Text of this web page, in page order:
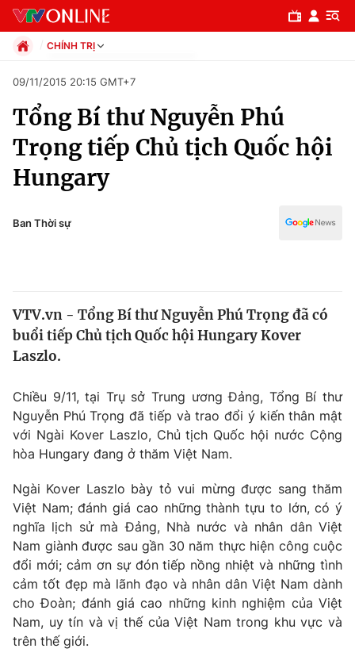
Chuyên mục
Chính trị
Thế giới
Thế giới đó đây
Câu chuyện quốc tế
Kinh tế
Tài chính
Thị trường
Góc doanh nghiệp
Dữ liệu và đời sống
Truyền hình
Phim VTV
Hậu trường
Nhân vật
Khán giả
Giải sao mai
Giải trí
Điện ảnh
Âm nhạc
Sao
Đời sống
Du lịch
Làm đẹp
Giáo dục
Tuyển sinh
CHÍNH TRỊ
Xã hội
Pháp luật
Kinh tế
Thể thao
Truyền hình
Văn hóa - Giải trí
Đời sống
09/11/2015 20:15 GMT+7
Tổng Bí thư Nguyễn Phú
Trọng tiếp Chủ tịch Quốc hội
Hungary
Ban Thời sự
VTV.vn - Tổng Bí thư Nguyễn Phú Trọng đã có
buổi tiếp Chủ tịch Quốc hội Hungary Kover
Laszlo.
Chiều 9/11, tại Trụ sở Trung ương Đảng, Tổng Bí thư
Nguyễn Phú Trọng đã tiếp và trao đổi ý kiến thân mật
với Ngài Kover Laszlo, Chủ tịch Quốc hội nước Cộng
hòa Hungary đang ở thăm Việt Nam.
Ngài Kover Laszlo bày tỏ vui mừng được sang thăm
Việt Nam; đánh giá cao những thành tựu to lớn, có ý
nghĩa lịch sử mà Đảng, Nhà nước và nhân dân Việt
Nam giành được sau gần 30 năm thực hiện công cuộc
đổi mới; cảm ơn sự đón tiếp nồng nhiệt và những tình
cảm tốt đẹp mà lãnh đạo và nhân dân Việt Nam dành
cho Đoàn; đánh giá cao những kinh nghiệm của Việt
Nam, uy tín và vị thế của Việt Nam trong khu vực và
trên thế giới.